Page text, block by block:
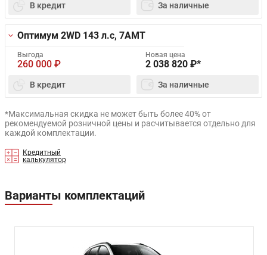
В кредит За наличные
Оптимум 2WD 143 л.с, 7AMT
Выгода
260 000 ₽
Новая цена
2 038 820 ₽*
В кредит За наличные
*Максимальная скидка не может быть более 40% от
рекомендуемой розничной цены и расчитывается отдельно для
каждой комплектации.
Кредитный
калькулятор
Варианты комплектаций